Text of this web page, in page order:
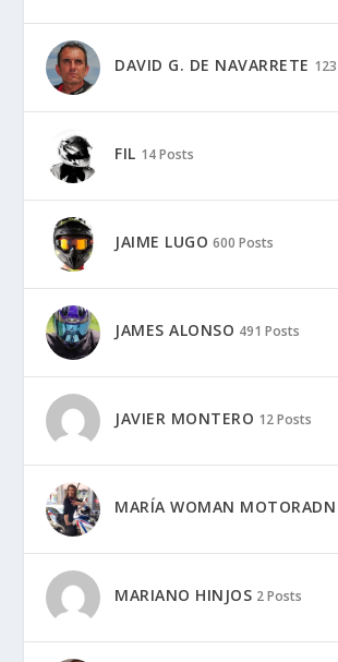
JAIME LUGO 600 Posts
JAMES ALONSO 491 Posts
JAVIER MONTERO 12 Posts
MARÍA WOMAN MOTORADN
MARIANO HINJOS 2 Posts
MARK BERDOMÁS 157 Posts
MICHEL 20 Posts
MARCAS: